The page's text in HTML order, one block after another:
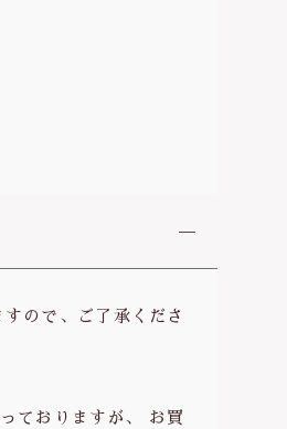
ので、ご了承くださ
ておりますが、 お買